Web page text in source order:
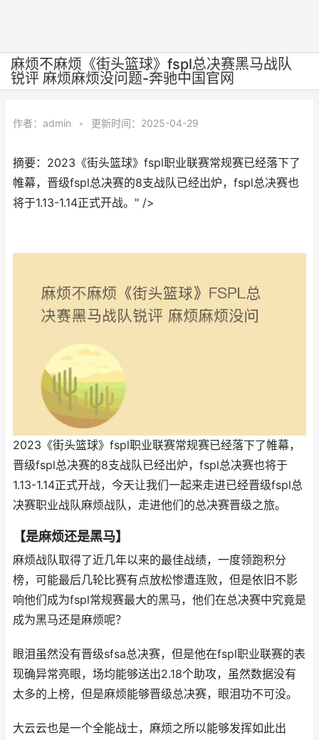
麻烦不麻烦《街头篮球》fspl总决赛黑马战队
锐评 麻烦麻烦没问题-奔驰中国官网
作者： admin • 更新时间：2025-04-29
摘要：2023《街头篮球》fspl职业联赛常规赛已经落下了
帷幕，晋级fspl总决赛的8支战队已经出炉，fspl总决赛也
将于1.13-1.14正式开战。" />
2023《街头篮球》fspl职业联赛常规赛已经落下了帷幕，
晋级fspl总决赛的8支战队已经出炉，fspl总决赛也将于
1.13-1.14正式开战，今天让我们一起来走进已经晋级fspl总
决赛职业战队麻烦战队，走进他们的总决赛晋级之旅。
【是麻烦还是黑马】
麻烦战队取得了近几年以来的最佳战绩，一度领跑积分
榜，可能最后几轮比赛有点放松惨遭连败，但是依旧不影
响他们成为fspl常规赛最大的黑马，他们在总决赛中究竟是
成为黑马还是麻烦呢？
眼泪虽然没有晋级sfsa总决赛，但是他在fspl职业联赛的表
现确异常亮眼，场均能够送出2.18个助攻，虽然数据没有
太多的上榜，但是麻烦能够晋级总决赛，眼泪功不可没。
大云云也是一个全能战士，麻烦之所以能够发挥如此出